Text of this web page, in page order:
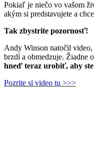
Pokiaľ je niečo vo vašom
akým si predstavujete a
Tak zbystrite pozornosť!
Andy Winson natočil
brzdí a obmedzuje. Žiadne
hneď teraz urobiť, aby
Pozrite si video tu >>>